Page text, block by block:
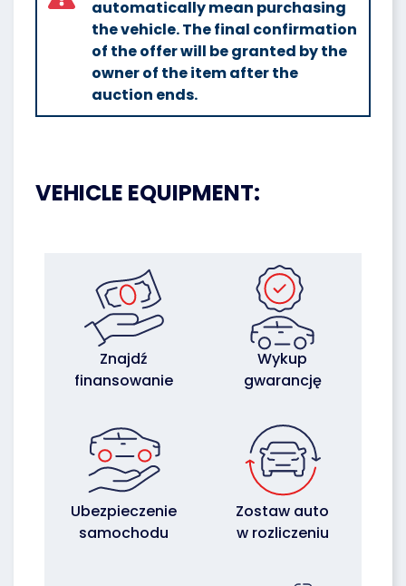
automatically mean purchasing
the vehicle. The final confirmation
of the offer will be granted by the
owner of the item after the
auction ends.
VEHICLE EQUIPMENT:
Znajdź
finansowanie
Wykup
gwarancję
Ubezpieczenie
samochodu
Zostaw auto
w rozliczeniu